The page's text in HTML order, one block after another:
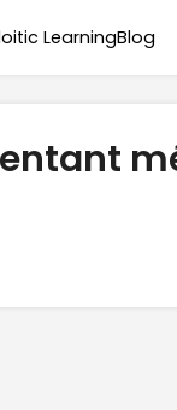
LearningBlog